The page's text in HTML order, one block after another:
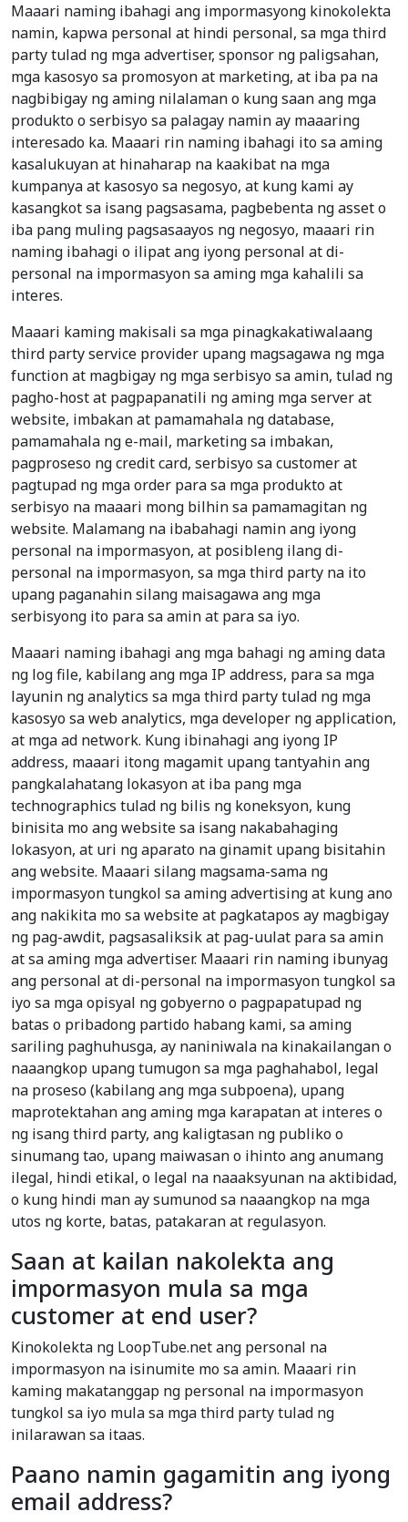
Maaari naming ibahagi ang impormasyong kinokolekta
namin, kapwa personal at hindi personal, sa mga third
party tulad ng mga advertiser, sponsor ng paligsahan,
mga kasosyo sa promosyon at marketing, at iba pa na
nagbibigay ng aming nilalaman o kung saan ang mga
produkto o serbisyo sa palagay namin ay maaaring
interesado ka. Maaari rin naming ibahagi ito sa aming
kasalukuyan at hinaharap na kaakibat na mga
kumpanya at kasosyo sa negosyo, at kung kami ay
kasangkot sa isang pagsasama, pagbebenta ng asset o
iba pang muling pagsasaayos ng negosyo, maaari rin
naming ibahagi o ilipat ang iyong personal at di-
personal na impormasyon sa aming mga kahalili sa
interes.
Maaari kaming makisali sa mga pinagkakatiwalaang
third party service provider upang magsagawa ng mga
function at magbigay ng mga serbisyo sa amin, tulad ng
pagho-host at pagpapanatili ng aming mga server at
website, imbakan at pamamahala ng database,
pamamahala ng e-mail, marketing sa imbakan,
pagproseso ng credit card, serbisyo sa customer at
pagtupad ng mga order para sa mga produkto at
serbisyo na maaari mong bilhin sa pamamagitan ng
website. Malamang na ibabahagi namin ang iyong
personal na impormasyon, at posibleng ilang di-
personal na impormasyon, sa mga third party na ito
upang paganahin silang maisagawa ang mga
serbisyong ito para sa amin at para sa iyo.
Maaari naming ibahagi ang mga bahagi ng aming data
ng log file, kabilang ang mga IP address, para sa mga
layunin ng analytics sa mga third party tulad ng mga
kasosyo sa web analytics, mga developer ng application,
at mga ad network. Kung ibinahagi ang iyong IP
address, maaari itong magamit upang tantyahin ang
pangkalahatang lokasyon at iba pang mga
technographics tulad ng bilis ng koneksyon, kung
binisita mo ang website sa isang nakabahaging
lokasyon, at uri ng aparato na ginamit upang bisitahin
ang website. Maaari silang magsama-sama ng
impormasyon tungkol sa aming advertising at kung ano
ang nakikita mo sa website at pagkatapos ay magbigay
ng pag-awdit, pagsasaliksik at pag-uulat para sa amin
at sa aming mga advertiser. Maaari rin naming ibunyag
ang personal at di-personal na impormasyon tungkol sa
iyo sa mga opisyal ng gobyerno o pagpapatupad ng
batas o pribadong partido habang kami, sa aming
sariling paghuhusga, ay naniniwala na kinakailangan o
naaangkop upang tumugon sa mga paghahabol, legal
na proseso (kabilang ang mga subpoena), upang
maprotektahan ang aming mga karapatan at interes o
ng isang third party, ang kaligtasan ng publiko o
sinumang tao, upang maiwasan o ihinto ang anumang
ilegal, hindi etikal, o legal na naaaksyunan na aktibidad,
o kung hindi man ay sumunod sa naaangkop na mga
utos ng korte, batas, patakaran at regulasyon.
Saan at kailan nakolekta ang
impormasyon mula sa mga
customer at end user?
Kinokolekta ng LoopTube.net ang personal na
impormasyon na isinumite mo sa amin. Maaari rin
kaming makatanggap ng personal na impormasyon
tungkol sa iyo mula sa mga third party tulad ng
inilarawan sa itaas.
Paano namin gagamitin ang iyong
email address?